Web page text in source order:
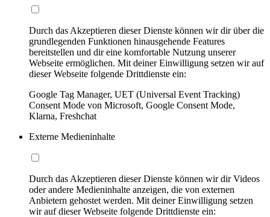
Durch das Akzeptieren dieser Dienste können wir dir über die
grundlegenden Funktionen hinausgehende Features
bereitstellen und dir eine komfortable Nutzung unserer
Webseite ermöglichen. Mit deiner Einwilligung setzen wir auf
dieser Webseite folgende Drittdienste ein:
Google Tag Manager, UET (Universal Event Tracking)
Consent Mode von Microsoft, Google Consent Mode,
Klarna, Freshchat
Externe Medieninhalte
Durch das Akzeptieren dieser Dienste können wir dir Videos
oder andere Medieninhalte anzeigen, die von externen
Anbietern gehostet werden. Mit deiner Einwilligung setzen
wir auf dieser Webseite folgende Drittdienste ein: